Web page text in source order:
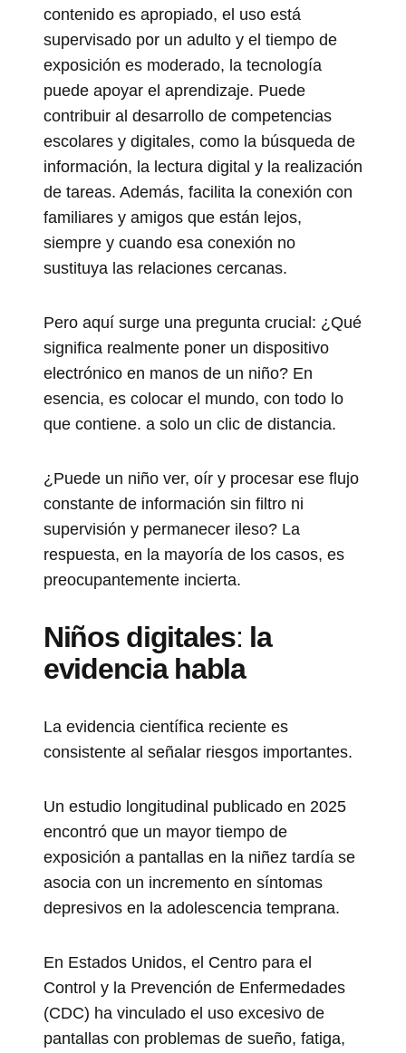
contenido es apropiado, el uso está
supervisado por un adulto y el tiempo de
exposición es moderado, la tecnología
puede apoyar el aprendizaje. Puede
contribuir al desarrollo de competencias
escolares y digitales, como la búsqueda de
información, la lectura digital y la realización
de tareas. Además, facilita la conexión con
familiares y amigos que están lejos,
siempre y cuando esa conexión no
sustituya las relaciones cercanas.
Pero aquí surge una pregunta crucial: ¿Qué
significa realmente poner un dispositivo
electrónico en manos de un niño? En
esencia, es colocar el mundo, con todo lo
que contiene. a solo un clic de distancia.
¿Puede un niño ver, oír y procesar ese flujo
constante de información sin filtro ni
supervisión y permanecer ileso? La
respuesta, en la mayoría de los casos, es
preocupantemente incierta.
Niños digitales: la
evidencia habla
La evidencia científica reciente es
consistente al señalar riesgos importantes.
Un estudio longitudinal publicado en 2025
encontró que un mayor tiempo de
exposición a pantallas en la niñez tardía se
asocia con un incremento en síntomas
depresivos en la adolescencia temprana.
En Estados Unidos, el Centro para el
Control y la Prevención de Enfermedades
(CDC) ha vinculado el uso excesivo de
pantallas con problemas de sueño, fatiga,